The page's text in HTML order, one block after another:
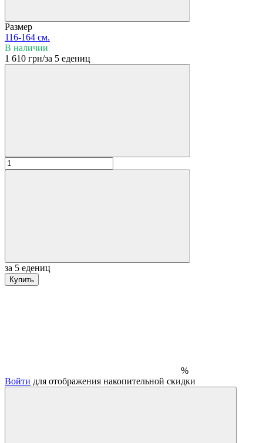
Размер
116-164 см.
В наличии
1 610 грн/за 5 едениц
за 5 едениц
Купить
%
Войти для отображения накопительной скидки